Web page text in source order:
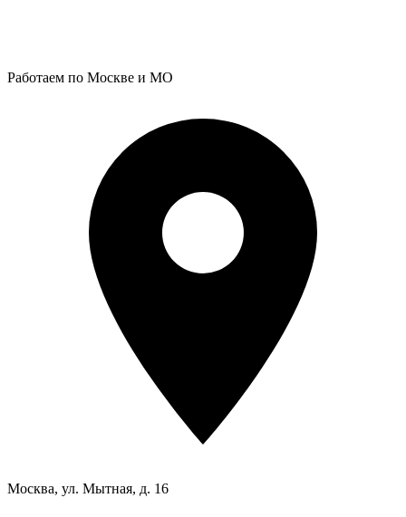
Работаем по Москве и МО
Москва, ул. Мытная, д. 16